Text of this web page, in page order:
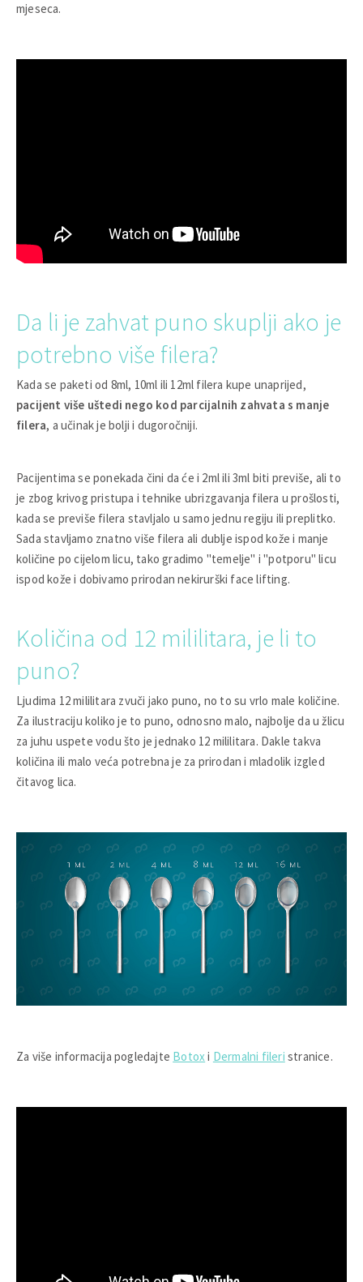
mjeseca.
Da li je zahvat puno skuplji ako je
potrebno više filera?
Kada se paketi od 8ml, 10ml ili 12ml filera kupe unaprijed,
pacijent više uštedi nego kod parcijalnih zahvata s manje
filera, a učinak je bolji i dugoročniji.
Pacijentima se ponekada čini da će i 2ml ili 3ml biti previše, ali to
je zbog krivog pristupa i tehnike ubrizgavanja filera u prošlosti,
kada se previše filera stavljalo u samo jednu regiju ili preplitko.
Sada stavljamo znatno više filera ali dublje ispod kože i manje
količine po cijelom licu, tako gradimo "temelje" i "potporu" licu
ispod kože i dobivamo prirodan nekirurški face lifting.
Količina od 12 mililitara, je li to
puno?
Ljudima 12 mililitara zvuči jako puno, no to su vrlo male količine.
Za ilustraciju koliko je to puno, odnosno malo, najbolje da u žlicu
za juhu uspete vodu što je jednako 12 mililitara. Dakle takva
količina ili malo veća potrebna je za prirodan i mladolik izgled
čitavog lica.
Za više informacija pogledajte Botox i Dermalni fileri stranice.